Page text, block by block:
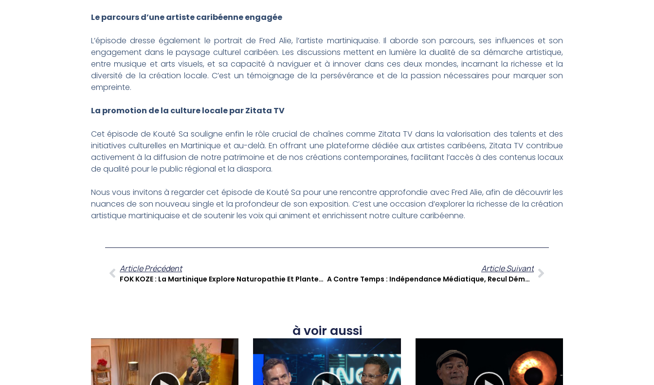
Le parcours d’une artiste caribéenne engagée
L’épisode dresse également le portrait de Fred Alie, l’artiste martiniquaise. Il aborde son parcours, ses influences et son
engagement dans le paysage culturel caribéen. Les discussions mettent en lumière la dualité de sa démarche artistique,
entre musique et arts visuels, et sa capacité à naviguer et à innover dans ces deux mondes, incarnant la richesse et la
diversité de la création locale. C’est un témoignage de la persévérance et de la passion nécessaires pour marquer son
empreinte.
La promotion de la culture locale par Zitata TV
Cet épisode de Kouté Sa souligne enfin le rôle crucial de chaînes comme Zitata TV dans la valorisation des talents et des
initiatives culturelles en Martinique et au-delà. En offrant une plateforme dédiée aux artistes caribéens, Zitata TV contribue
activement à la diffusion de notre patrimoine et de nos créations contemporaines, facilitant l’accès à des contenus locaux
de qualité pour le public régional et la diaspora.
Nous vous invitons à regarder cet épisode de Kouté Sa pour une rencontre approfondie avec Fred Alie, afin de découvrir les
nuances de son nouveau single et la profondeur de son exposition. C’est une occasion d’explorer la richesse de la création
artistique martiniquaise et de soutenir les voix qui animent et enrichissent notre culture caribéenne.
Article Précédent
FOK KOZE : La Martinique Explore Naturopathie Et Plantes Locales Pour Une Santé Alternative
Article Suivant
A Contre Temps : Indépendance Médiatique, Recul Démocratique Et Enjeux Sociétaux Mondiaux Au Cœur Du Débat
à voir aussi